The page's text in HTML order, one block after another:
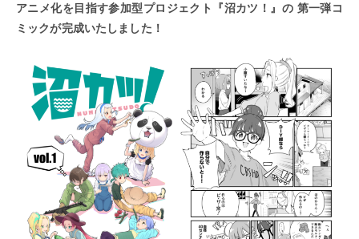
アニメ化を目指す参加型プロジェクト『沼カツ！』の 第一弾コ
ミックが完成いたしました！